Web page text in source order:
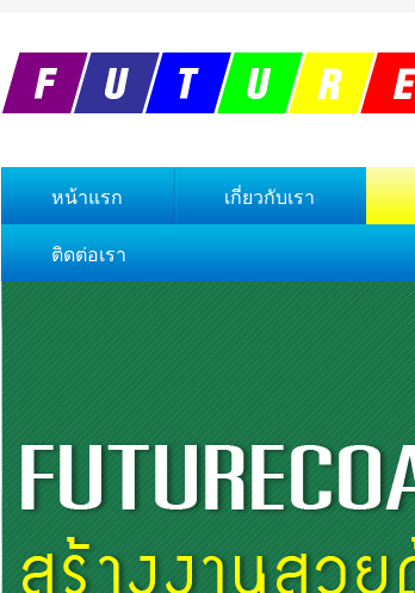
หน้าแรก เกี่ยวกับเรา
ติดต่อเรา